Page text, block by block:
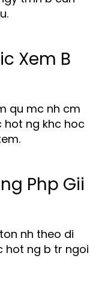
Xem B
qu mc nh cm
hot ng khc hoc
Php Gii
nh theo di
hot ng b tr ngoi